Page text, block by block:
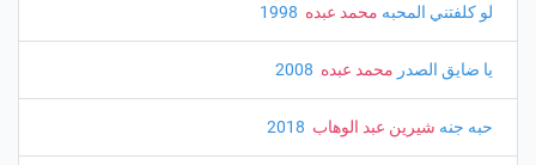
لو كلفتني المحبه محمد عبده
يا ضايق الصدر محمد عبده
حبه جنه شيرين عبد الوهاب